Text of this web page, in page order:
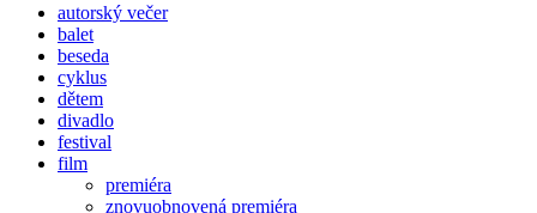
autorský večer
balet
beseda
cyklus
dětem
divadlo
festival
film
premiéra
znovuobnovená premiéra